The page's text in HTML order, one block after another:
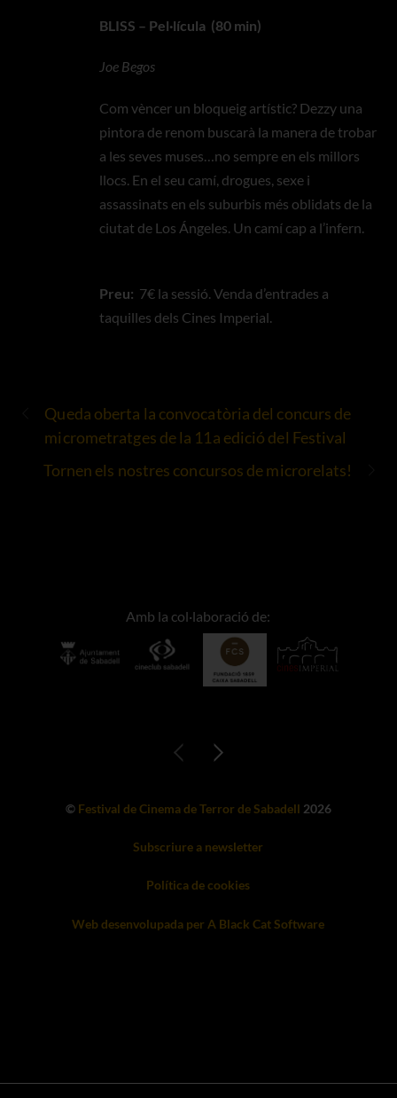
BLISS – Pel·lícula (80 min)
Joe Begos
Com vèncer un bloqueig artístic? Dezzy una
pintora de renom buscarà la manera de trobar
a les seves muses…no sempre en els millors
llocs. En el seu camí, drogues, sexe i
assassinats en els suburbis més oblidats de la
ciutat de Los Ángeles. Un camí cap a l’infern.
Preu: 7€ la sessió. Venda d’entrades a
taquilles dels Cines Imperial.
Queda oberta la convocatòria del concurs de
micrometratges de la 11a edició del Festival
Tornen els nostres concursos de microrelats!
Amb la col·laboració de:
© Festival de Cinema de Terror de Sabadell 2026
Subscriure a newsletter
Política de cookies
Web desenvolupada per A Black Cat Software